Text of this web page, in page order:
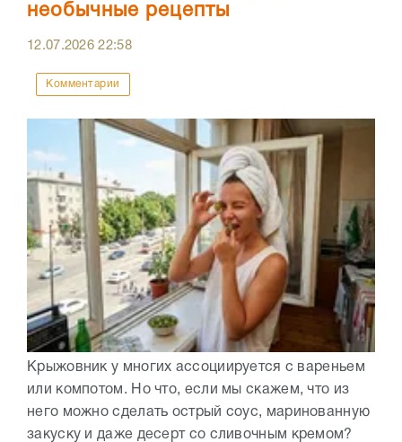
необычные рецепты
12.07.202622:58
Комментарии
Крыжовник у многих ассоциируется с вареньем
или компотом. Но что, если мы скажем, что из
него можно сделать острый соус, маринованную
закуску и даже десерт со сливочным кремом?